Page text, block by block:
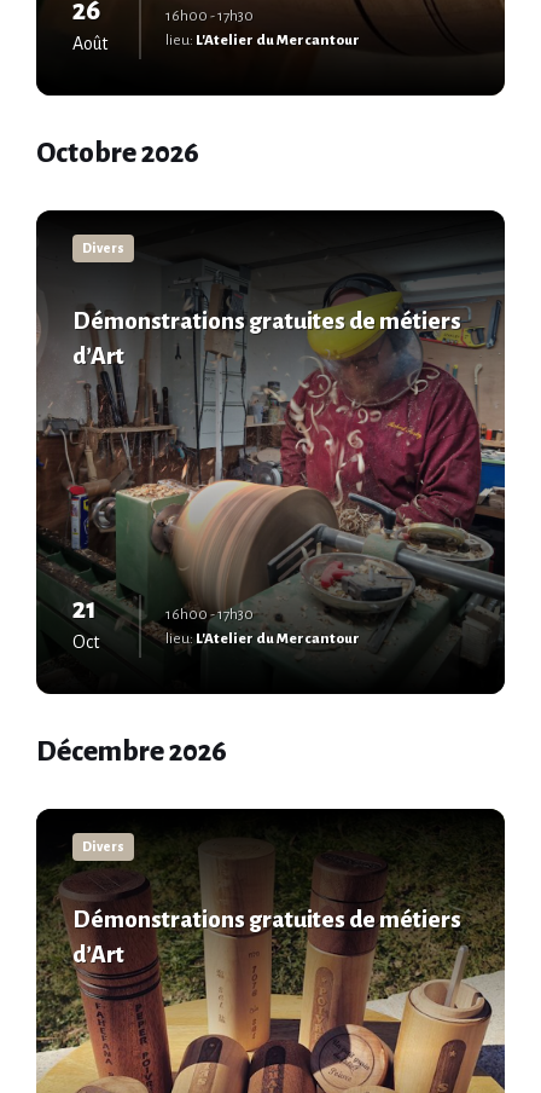
26
Août
16h00 - 17h30
lieu: L'Atelier du Mercantour
Octobre 2026
Divers
Démonstrations gratuites de métiers
d’Art
21
Oct
16h00 - 17h30
lieu: L'Atelier du Mercantour
En
savoir
Décembre 2026
Divers
Démonstrations gratuites de métiers
d’Art
En
savoir
plus